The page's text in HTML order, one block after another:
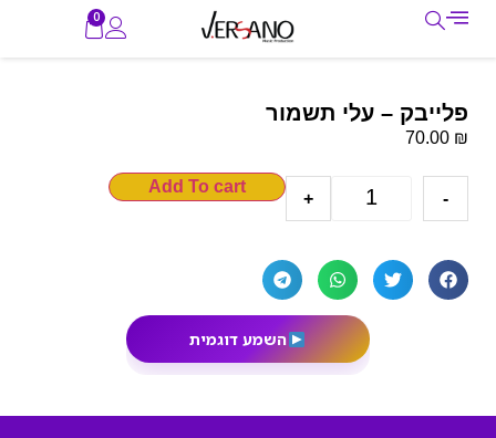
0
פלייבק – עלי תשמור
70.00 ₪
-
+
Add To cart
השמע דוגמית